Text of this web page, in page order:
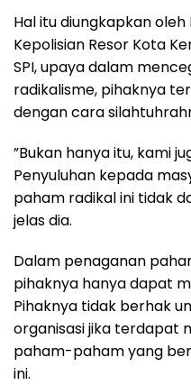
Hal itu diungkapkan oleh
Kepolisian Resor Kota
SPI, upaya dalam
radikalisme, pihaknya
dengan cara
”Bukan hanya itu, kami
Penyuluhan kepada
paham radikal ini tidak
jelas dia.
Dalam penaganan
pihaknya hanya dapat
Pihaknya tidak berhak
organisasi jika terdapat
paham-paham yang
ini.